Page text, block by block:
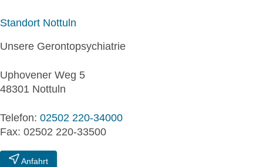
Standort Nottuln
Unsere Gerontopsychiatrie
Uphovener Weg 5
48301 Nottuln
Telefon: 02502 220-34000
Fax: 02502 220-33500
Anfahrt